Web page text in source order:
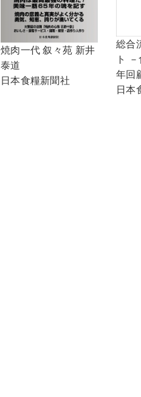
焼肉一代 叙々苑 新井
泰道
日本食糧新聞社
総合
ト
年回
日本